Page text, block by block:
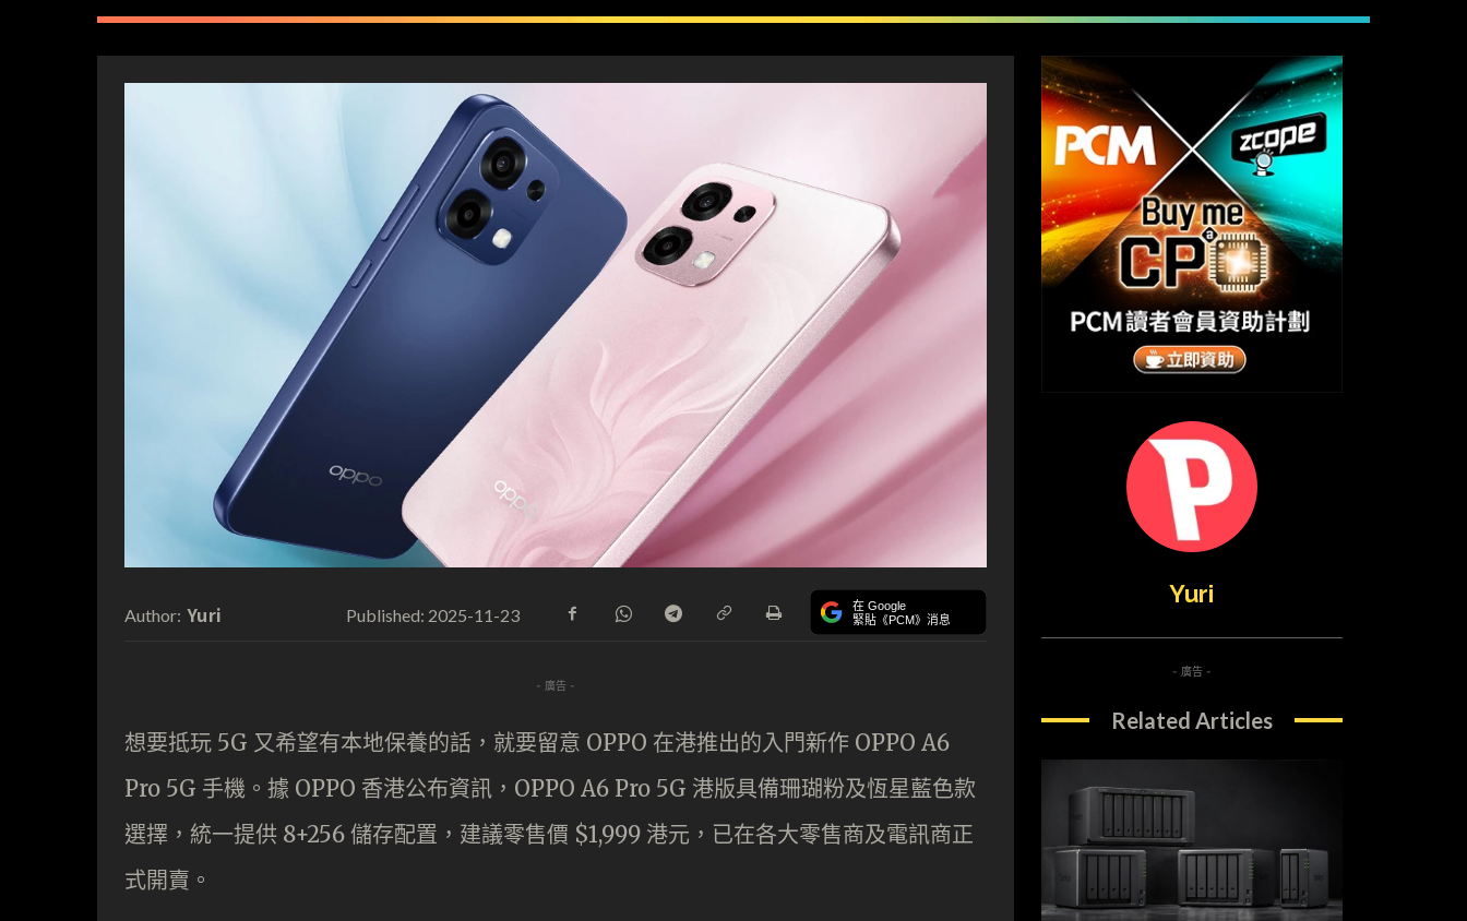
Author: Yuri Published: 2025-11-23 在 Google
緊貼《PCM》消息
- 廣告 -
想要抵玩 5G 又希望有本地保養的話，就要留意 OPPO 在港推出的入門新作 OPPO A6
Pro 5G 手機。據 OPPO 香港公布資訊，OPPO A6 Pro 5G 港版具備珊瑚粉及恆星藍色款
選擇，統一提供 8+256 儲存配置，建議零售價 $1,999 港元，已在各大零售商及電訊商正
式開賣。
Yuri
- 廣告 -
Related Articles